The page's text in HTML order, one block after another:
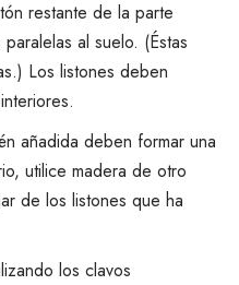
restante de la parte
al suelo. (Éstas
Los listones deben
añadida deben formar una
utilice madera de otro
de los listones que ha
los clavos